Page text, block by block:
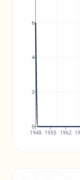
1948 1955 1962
0
2
4
6